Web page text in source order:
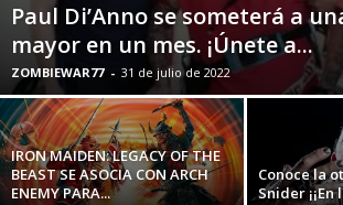
Paul Di’Anno se someterá a
mayor en un mes. ¡Únete a...
ZOMBIEWAR77 - 31 de julio de 2022
IRON MAIDEN: LEGACY OF THE
BEAST SE ASOCIA CON ARCH
ENEMY PARA...
Conoce la
Snider